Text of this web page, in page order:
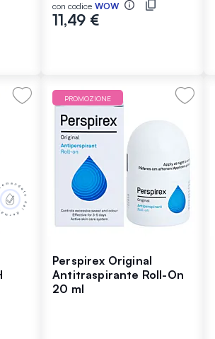
con codice WOW
11,49 €
PROMOZIONE
Perspirex Original
Antitraspirante Roll-On
20 ml